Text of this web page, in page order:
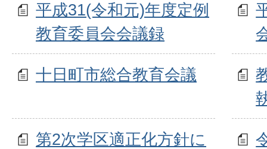
平成31(令和元)年度定例
教育委員会会議録
十日町市総合教育会議
第2次学区適正化方針に